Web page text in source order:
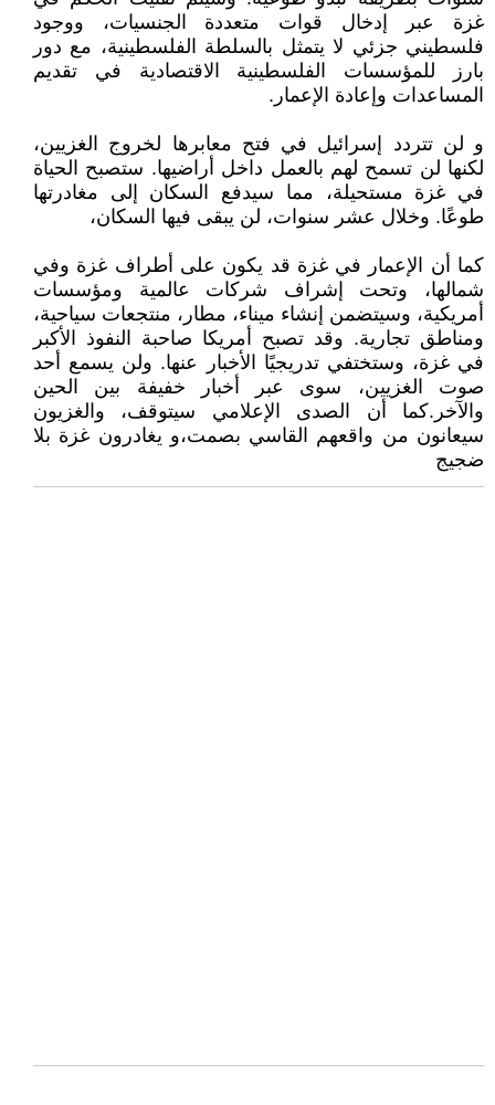
غزة عبر إدخال قوات متعددة الجنسيات، ووجود
فلسطيني جزئي لا يتمثل بالسلطة الفلسطينية، مع دور
بارز للمؤسسات الفلسطينية الاقتصادية في تقديم
المساعدات وإعادة الإعمار.
و لن تتردد إسرائيل في فتح معابرها لخروج الغزيين،
لكنها لن تسمح لهم بالعمل داخل أراضيها. ستصبح الحياة
في غزة مستحيلة، مما سيدفع السكان إلى مغادرتها
طوعًا. وخلال عشر سنوات، لن يبقى فيها السكان،
كما أن الإعمار في غزة قد يكون على أطراف غزة وفي
شمالها، وتحت إشراف شركات عالمية ومؤسسات
أمريكية، وسيتضمن إنشاء ميناء، مطار، منتجعات سياحية،
ومناطق تجارية. وقد تصبح أمريكا صاحبة النفوذ الأكبر
في غزة، وستختفي تدريجيًا الأخبار عنها. ولن يسمع أحد
صوت الغزيين، سوى عبر أخبار خفيفة بين الحين
والآخر.كما أن الصدى الإعلامي سيتوقف، والغزيون
سيعانون من واقعهم القاسي بصمت،و يغادرون غزة بلا
ضجيج